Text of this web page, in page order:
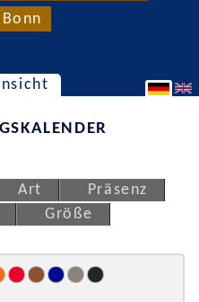
Art
Präsenz
Größe